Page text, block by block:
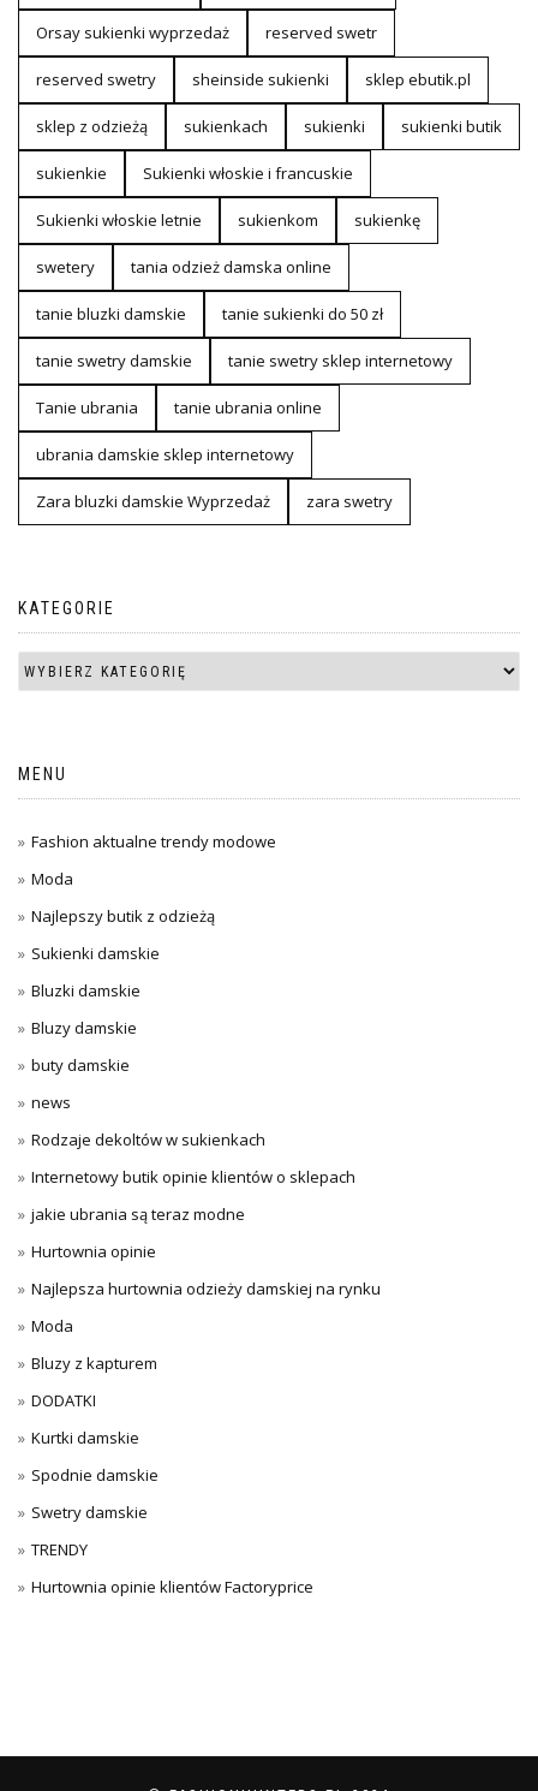
Orsay sukienki wyprzedaż reserved swetr
reserved swetry sheinside sukienki sklep ebutik.pl
sklep z odzieżą sukienkach sukienki sukienki butik
sukienkie Sukienki włoskie i francuskie
Sukienki włoskie letnie sukienkom sukienkę
swetery tania odzież damska online
tanie bluzki damskie tanie sukienki do 50 zł
tanie swetry damskie tanie swetry sklep internetowy
Tanie ubrania tanie ubrania online
ubrania damskie sklep internetowy
Zara bluzki damskie Wyprzedaż zara swetry
KATEGORIE
MENU
Fashion aktualne trendy modowe
Moda
Najlepszy butik z odzieżą
Sukienki damskie
Bluzki damskie
Bluzy damskie
buty damskie
news
Rodzaje dekoltów w sukienkach
Internetowy butik opinie klientów o sklepach
jakie ubrania są teraz modne
Hurtownia opinie
Najlepsza hurtownia odzieży damskiej na rynku
Moda
Bluzy z kapturem
DODATKI
Kurtki damskie
Spodnie damskie
Swetry damskie
TRENDY
Hurtownia opinie klientów Factoryprice